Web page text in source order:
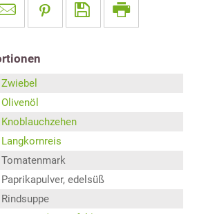
Zwiebel
Olivenöl
Knoblauchzehen
Langkornreis
Tomatenmark
Paprikapulver, edelsüß
Rindsuppe